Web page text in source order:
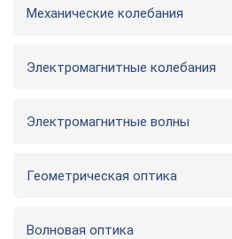
Механические колебания
Электромагнитные колебания
Электромагнитные волны
Геометрическая оптика
Волновая оптика